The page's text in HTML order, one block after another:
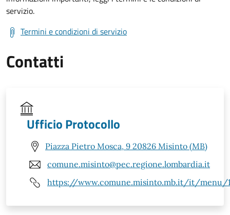
servizio.
Termini e condizioni di servizio
Contatti
Ufficio Protocollo
Piazza Pietro Mosca, 9 20826 Misinto (MB)
comune.misinto@pec.regione.lombardia.it
https://www.comune.misinto.mb.it/it/menu/